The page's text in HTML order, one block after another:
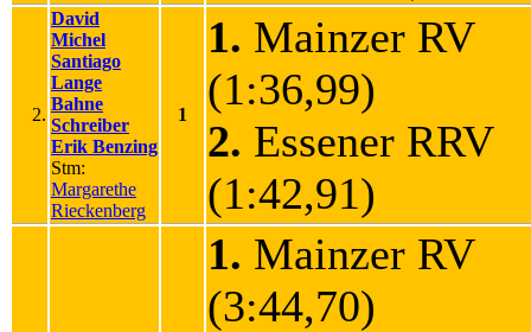
2.
David
Michel
Santiago
Lange
Bahne
Schreiber
Erik Benzing
Stm:
Margarethe
Rieckenberg
1
1. Mainzer RV
(1:36,99)
2. Essener RRV
(1:42,91)
1. Mainzer RV
(3:44,70)